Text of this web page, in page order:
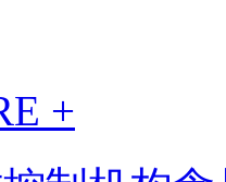
+